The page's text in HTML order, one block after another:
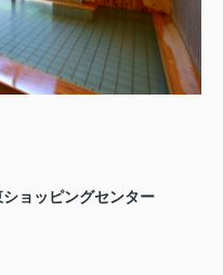
ョッピングセンター